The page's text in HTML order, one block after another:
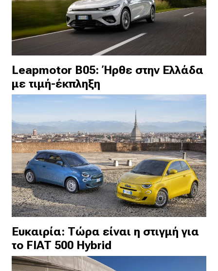
Leapmotor B05: Ήρθε στην Ελλάδα
με τιμή-έκπληξη
Ευκαιρία: Τώρα είναι η στιγμή για
το FIAT 500 Hybrid